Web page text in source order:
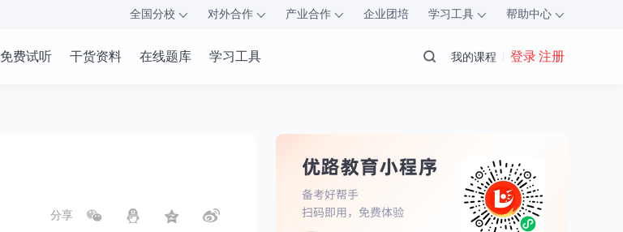
全国分校 对外合作 产业合作 企业团培 学习工具 帮助中心
免费试听 干货资料 在线题库 学习工具 我的课程 登录 注册
分享